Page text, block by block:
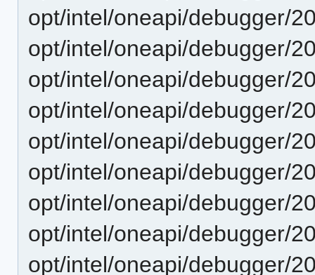
opt/intel/oneapi/debugger/
opt/intel/oneapi/debugger/
opt/intel/oneapi/debugger/
opt/intel/oneapi/debugger/
opt/intel/oneapi/debugger/
opt/intel/oneapi/debugger/
opt/intel/oneapi/debugger/
opt/intel/oneapi/debugger/
opt/intel/oneapi/debugger/